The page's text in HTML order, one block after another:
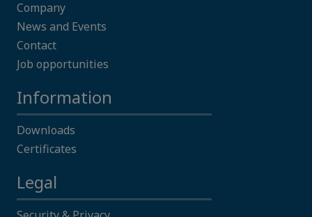
Company
News and Events
Contact
Job opportunities
Information
Downloads
Certificates
Legal